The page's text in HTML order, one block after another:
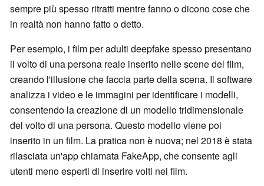
sempre più spesso ritratti mentre fanno o dicono cose che
in realtà non hanno fatto o detto.
Per esempio, i film per adulti deepfake spesso presentano
il volto di una persona reale inserito nelle scene del film,
creando l'illusione che faccia parte della scena. Il software
analizza i video e le immagini per identificare i modelli,
consentendo la creazione di un modello tridimensionale
del volto di una persona. Questo modello viene poi
inserito in un film. La pratica non è nuova; nel 2018 è stata
rilasciata un'app chiamata FakeApp, che consente agli
utenti meno esperti di inserire volti nei film.